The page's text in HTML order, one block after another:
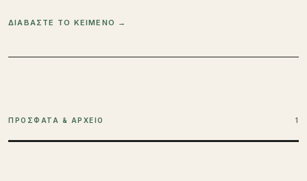
ΔΙΑΒΑΣΤΕ ΤΟ ΚΕΙΜΕΝΟ →
ΠΡΟΣΦΑΤΑ & ΑΡΧΕΙΟ 1